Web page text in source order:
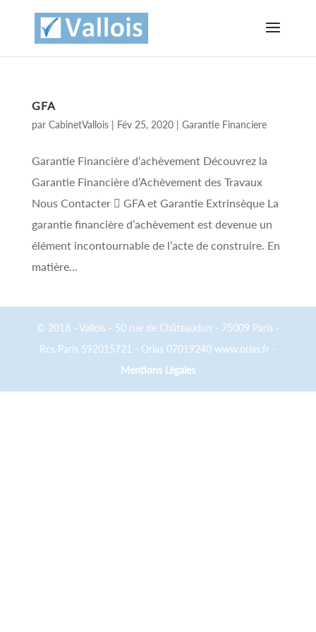
GFA
par CabinetVallois| Fév 25, 2020| Garantie Financiere
Garantie Financière d’achèvement Découvrez la
Garantie Financière d’Achèvement des Travaux
Nous Contacter  GFA et Garantie Extrinsèque La
garantie financière d’achèvement est devenue un
élément incontournable de l’acte de construire. En
matière...
© 2018 - Vallois - 50 rue de Châteaudun - 75009 Paris -
Rcs Paris 592015721 - Orias 07019240 www.orias.fr -
Mentions Légales